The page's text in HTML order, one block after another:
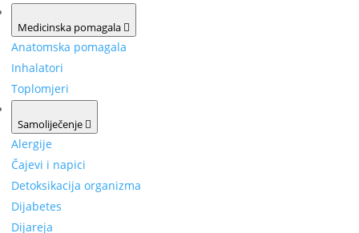
Medicinska pomagala
Anatomska pomagala
Inhalatori
Toplomjeri
Samoliječenje
Alergije
Čajevi i napici
Detoksikacija organizma
Dijabetes
Dijareja